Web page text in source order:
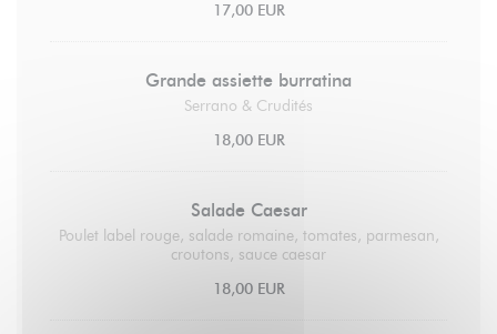
17,00 EUR
Grande assiette burratina
Serrano & Crudités
18,00 EUR
Salade Caesar
Poulet label rouge, salade romaine, tomates, parmesan,
croutons, sauce caesar
18,00 EUR